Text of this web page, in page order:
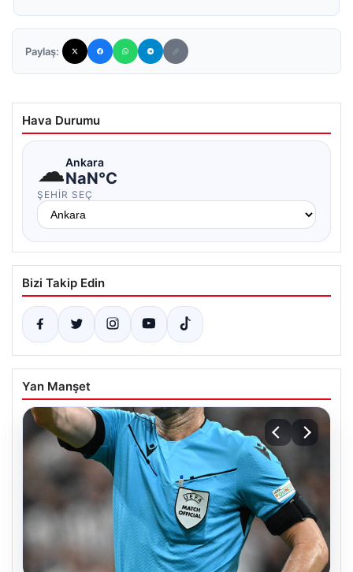
Paylaş:
Hava Durumu
☁Ankara
NaN°C
ŞEHIR SEÇ
Bizi Takip Edin
Yan Manşet